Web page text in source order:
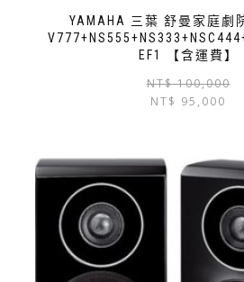
YAMAHA 三葉 舒曼家庭劇
EF1 【含運費】
NT$100,000
NT$ 95,000